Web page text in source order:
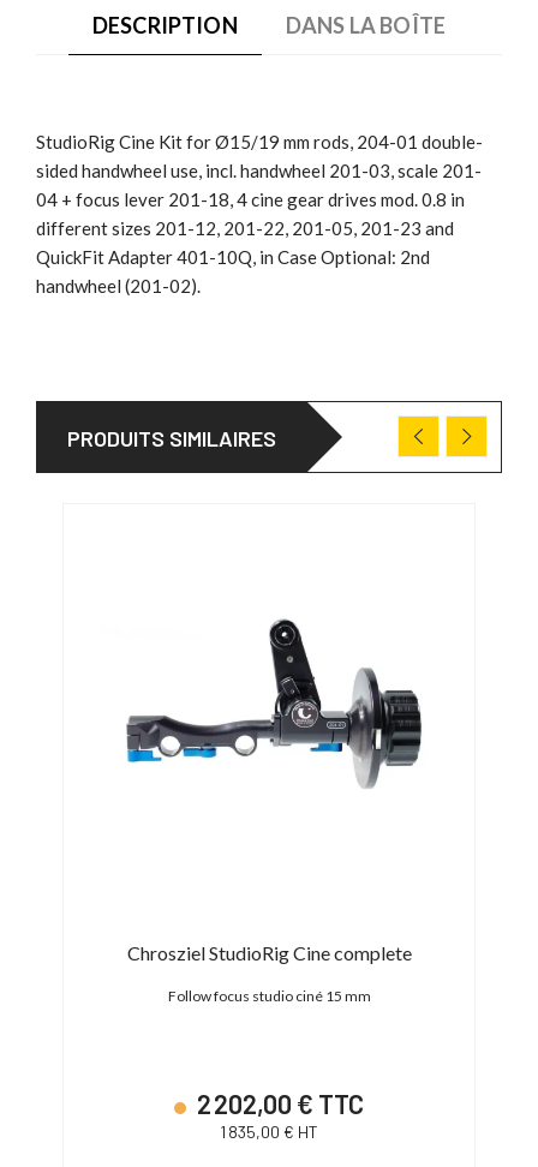
DESCRIPTION DANS LA BOÎTE
StudioRig Cine Kit for Ø15/19 mm rods, 204-01 double-
sided handwheel use, incl. handwheel 201-03, scale 201-
04 + focus lever 201-18, 4 cine gear drives mod. 0.8 in
different sizes 201-12, 201-22, 201-05, 201-23 and
QuickFit Adapter 401-10Q, in Case Optional: 2nd
handwheel (201-02).
PRODUITS SIMILAIRES
Chrosziel StudioRig Cine complete
Follow focus studio ciné 15 mm
2 202,00 € TTC
1 835,00 € HT